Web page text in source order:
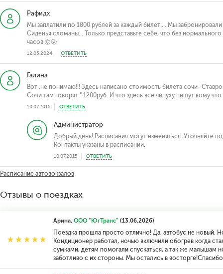
Рафидх
Мы заплатили по 1800 рублей за каждый билет.... Мы
Сиденья сломаны... Только представьте себе, что без
часов 🤯😤
12.05.2024 ОТВЕТИТЬ
Галина
Вот ,не понимаю!!! Здесь написано стоимость билета сочи-
Сочи там говорят " 1200руб. И что здесь все чипуху пишут кому
10.07.2015 ОТВЕТИТЬ
Администратор
Добрый день! Расписания могут изменяться. Уточняйте
Контакты указаны в расписании.
10.07.2015 ОТВЕТИТЬ
Расписание автовокзалов
Отзывы о поездках
Арина, ООО "ЮгТранс" (13.06.2026)
Поездка прошла просто отлично! Да, автобус не
Кондиционер работал, ночью включили обогрев когда
сумками, детям помогали спускаться, а так же малышам
заботливо с их стороны. Мы остались в